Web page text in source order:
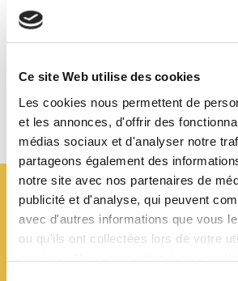
Ce site Web utilise des cookies
Les cookies nous permettent de
et les annonces, d'offrir des
médias sociaux et d'analyser notre
partageons également des
notre site avec nos partenaires de
publicité et d'analyse, qui peuvent
avec d'autres informations que vous
ou qu'ils ont collectées lors de votre
services. Vous consentez à nos
La page demandée est introuvable.
votre recherche ou utilisez le